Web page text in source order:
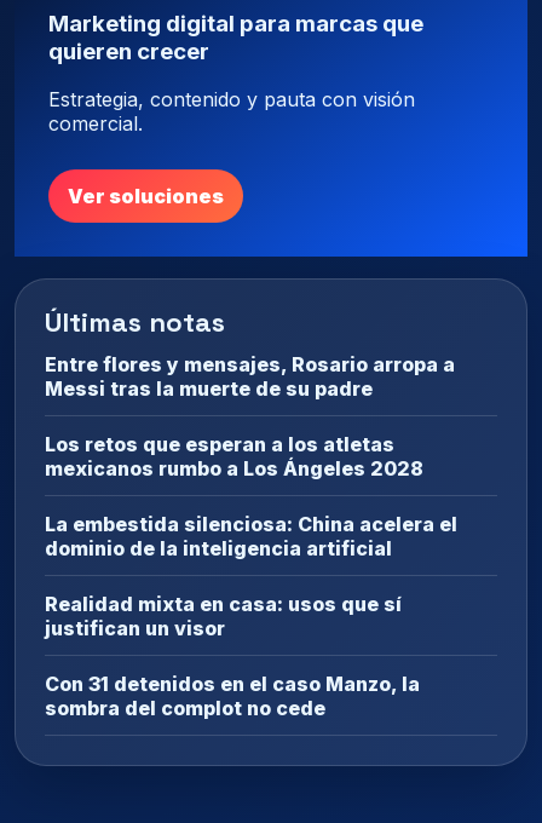
Marketing digital para marcas que
quieren crecer
Estrategia, contenido y pauta con visión
comercial.
Ver soluciones
Últimas notas
Entre flores y mensajes, Rosario arropa a
Messi tras la muerte de su padre
Los retos que esperan a los atletas
mexicanos rumbo a Los Ángeles 2028
La embestida silenciosa: China acelera el
dominio de la inteligencia artificial
Realidad mixta en casa: usos que sí
justifican un visor
Con 31 detenidos en el caso Manzo, la
sombra del complot no cede